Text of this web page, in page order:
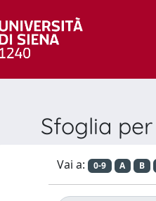
Sfoglia per
Vai a: 0-9 A B